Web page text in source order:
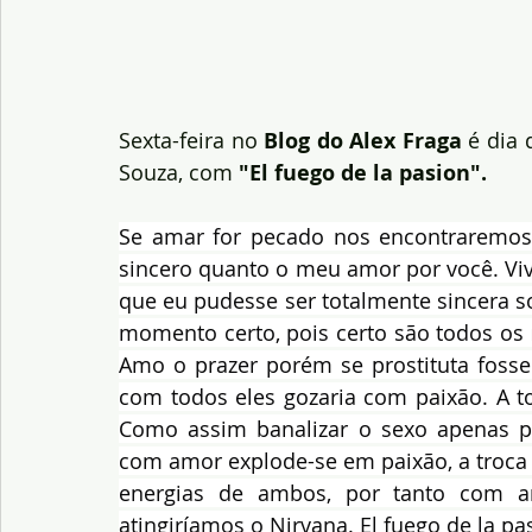
Sexta-feira no Blog do Alex Fraga é dia
Souza, com "El fuego de la pasion".
Se amar for pecado nos
sincero quanto o meu amor por você.
que eu pudesse ser totalmente sincera
momento certo, pois certo são todos
Amo o prazer porém se prostituta
com todos eles gozaria com paixão. A
Como assim banalizar o sexo apenas
com amor explode-se em paixão, a
energias de ambos, por tanto com
atingiríamos o Nirvana. El fuego de la